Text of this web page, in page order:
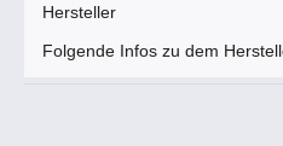
Hersteller
Folgende Infos zu dem